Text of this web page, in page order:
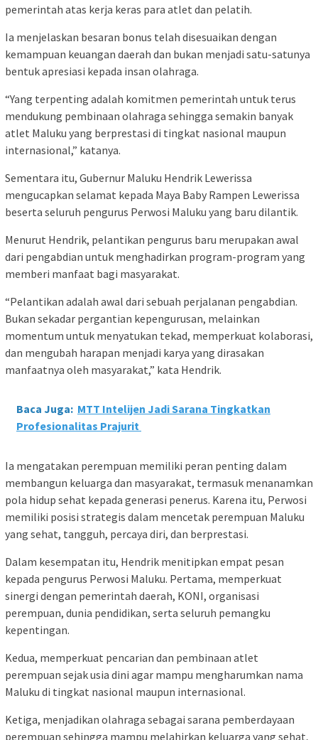
pemerintah atas kerja keras para atlet dan pelatih.
Ia menjelaskan besaran bonus telah disesuaikan dengan
kemampuan keuangan daerah dan bukan menjadi satu-satunya
bentuk apresiasi kepada insan olahraga.
“Yang terpenting adalah komitmen pemerintah untuk terus
mendukung pembinaan olahraga sehingga semakin banyak
atlet Maluku yang berprestasi di tingkat nasional maupun
internasional,” katanya.
Sementara itu, Gubernur Maluku Hendrik Lewerissa
mengucapkan selamat kepada Maya Baby Rampen Lewerissa
beserta seluruh pengurus Perwosi Maluku yang baru dilantik.
Menurut Hendrik, pelantikan pengurus baru merupakan awal
dari pengabdian untuk menghadirkan program-program yang
memberi manfaat bagi masyarakat.
“Pelantikan adalah awal dari sebuah perjalanan pengabdian.
Bukan sekadar pergantian kepengurusan, melainkan
momentum untuk menyatukan tekad, memperkuat kolaborasi,
dan mengubah harapan menjadi karya yang dirasakan
manfaatnya oleh masyarakat,” kata Hendrik.
Baca Juga: MTT Intelijen Jadi Sarana Tingkatkan
Profesionalitas Prajurit
Ia mengatakan perempuan memiliki peran penting dalam
membangun keluarga dan masyarakat, termasuk menanamkan
pola hidup sehat kepada generasi penerus. Karena itu, Perwosi
memiliki posisi strategis dalam mencetak perempuan Maluku
yang sehat, tangguh, percaya diri, dan berprestasi.
Dalam kesempatan itu, Hendrik menitipkan empat pesan
kepada pengurus Perwosi Maluku. Pertama, memperkuat
sinergi dengan pemerintah daerah, KONI, organisasi
perempuan, dunia pendidikan, serta seluruh pemangku
kepentingan.
Kedua, memperkuat pencarian dan pembinaan atlet
perempuan sejak usia dini agar mampu mengharumkan nama
Maluku di tingkat nasional maupun internasional.
Ketiga, menjadikan olahraga sebagai sarana pemberdayaan
perempuan sehingga mampu melahirkan keluarga yang sehat,